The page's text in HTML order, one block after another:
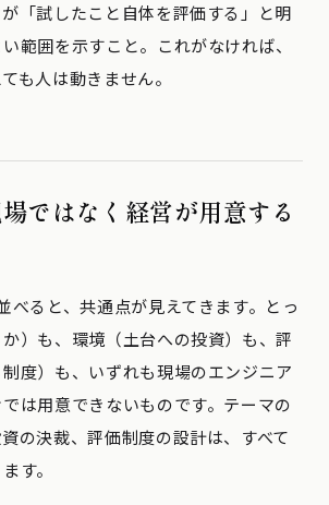
「試したこと自体を評価する」と明
範囲を示すこと。これがなければ、
も人は動きません。
ではなく経営が用意する
べると、共通点が見えてきます。とっ
）も、環境（土台への投資）も、評
度）も、いずれも現場のエンジニア
は用意できないものです。テーマの
の決裁、評価制度の設計は、すべて
す。